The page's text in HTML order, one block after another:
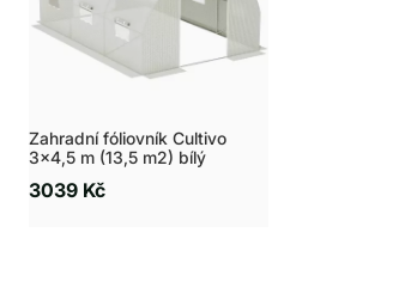
Zahradní fóliovník Cultivo
3x4,5 m (13,5 m2) bílý
3039 Kč